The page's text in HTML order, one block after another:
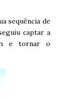
sequência de
captar a
e tornar o